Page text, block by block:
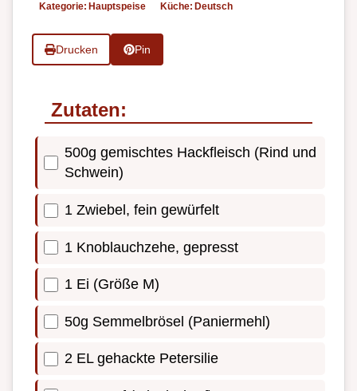
Kategorie: Hauptspeise Küche: Deutsch
Drucken Pin
Zutaten:
500g gemischtes Hackfleisch (Rind und
Schwein)
1 Zwiebel, fein gewürfelt
1 Knoblauchzehe, gepresst
1 Ei (Größe M)
50g Semmelbrösel (Paniermehl)
2 EL gehackte Petersilie